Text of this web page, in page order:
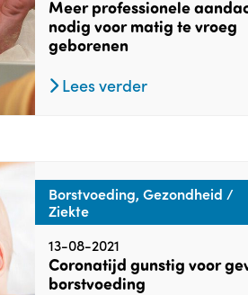
Meer professionele
nodig voor matig te vroeg
geborenen
Lees verder
Borstvoeding, Gezondheid /
Ziekte
13-08-2021
Coronatijd gunstig voor
borstvoeding